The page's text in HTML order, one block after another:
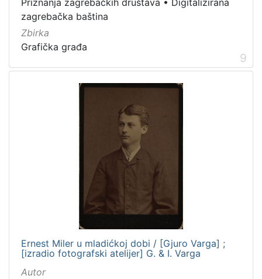
Priznanja zagrebačkih društava • Digitalizirana
zagrebačka baština
Zbirka
Grafička građa
9
Ernest Miler u mladićkoj dobi / [Gjuro Varga] ;
[izradio fotografski atelijer] G. & I. Varga
Autor